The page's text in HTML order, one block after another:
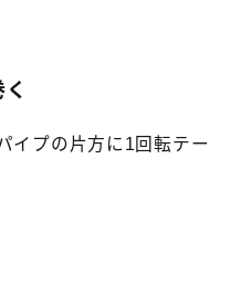
イプの片方に1回転テー